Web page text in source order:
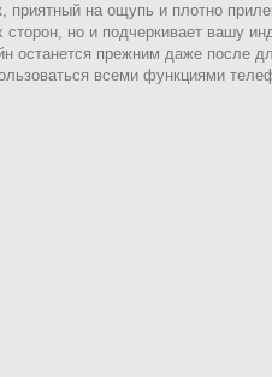
приятный на ощупь и плотно
но и подчеркивает вашу
останется прежним даже после
всеми функциями